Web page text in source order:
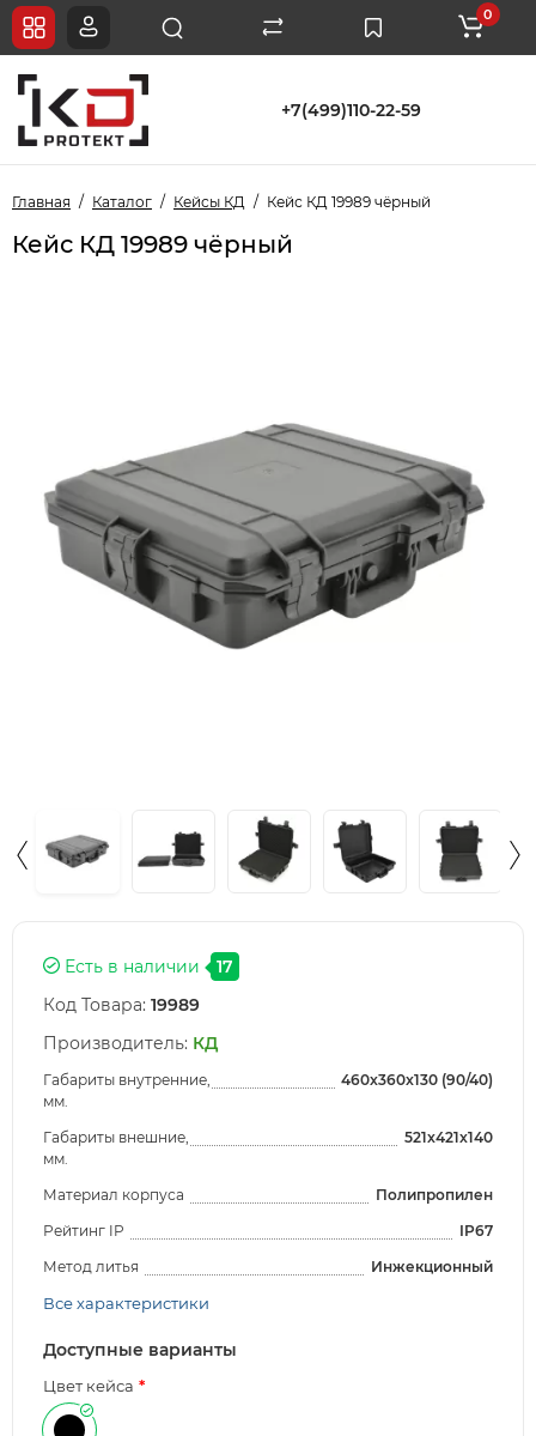
+7(499)110-22-59
0
Главная Каталог Кейсы КД Кейс КД 19989 чёрный
Кейс КД 19989 чёрный
Есть в наличии
17
Код Товара: 19989
Производитель: КД
Габариты внутренние,
мм.
460x360x130 (90/40)
Габариты внешние,
мм.
521x421x140
Материал корпуса
Полипропилен
Рейтинг IP
IP67
Метод литья
Инжекционный
Все характеристики
Доступные варианты
Цвет кейса